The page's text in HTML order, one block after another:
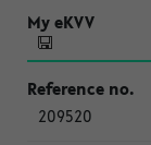
209520